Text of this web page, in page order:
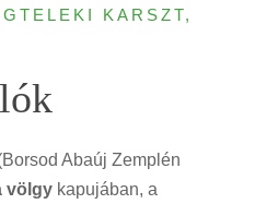
KARSZT,
Abaúj Zemplén
völgy kapujában, a